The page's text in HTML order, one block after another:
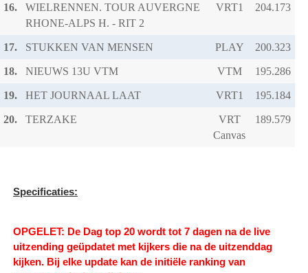
16.
WIELRENNEN. TOUR AUVERGNE
RHONE-ALPS H. - RIT 2
VRT1
17. STUKKEN VAN MENSEN PLAY
18. NIEUWS 13U VTM VTM
19. HET JOURNAAL LAAT VRT1
20. TERZAKE
VRT
Canvas
Specificaties:
OPGELET: De Dag top 20 wordt tot 7 dagen na de live
uitzending geüpdatet met kijkers die na de uitzenddag
kijken. Bij elke update kan de initiële ranking van